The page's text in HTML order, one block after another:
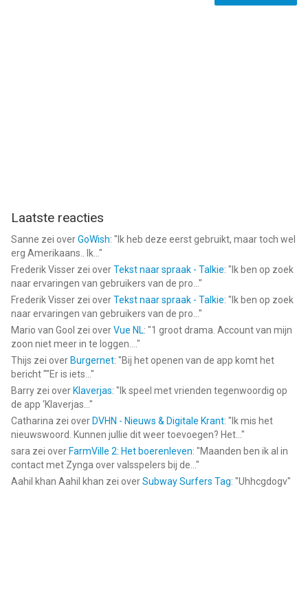
Laatste reacties
Sanne zei overGoWish: " Ik heb deze eerst gebruikt, maar toch wel
erg Amerikaans.. Ik... "
Frederik Visser zei overTekst naar spraak - Talkie: " Ik ben op zoek
naar ervaringen van gebruikers van de pro... "
Frederik Visser zei overTekst naar spraak - Talkie: " Ik ben op zoek
naar ervaringen van gebruikers van de pro... "
Mario van Gool zei overVue NL: "1 groot drama. Account van mijn
zoon niet meer in te loggen.... "
Thijs zei over Burgernet: "Bij het openen van de app komt het
bericht ""Er is iets... "
Barry zei over Klaverjas: " Ik speel met vrienden tegenwoordig op
de app ‘Klaverjas... "
Catharina zei over DVHN - Nieuws & Digitale Krant: " Ik mis het
nieuwswoord. Kunnen jullie dit weer toevoegen? Het... "
sara zei over FarmVille 2: Het boerenleven: "Maanden ben ik al in
contact met Zynga over valsspelers bij de... "
Aahil khan Aahil khan zei overSubway Surfers Tag: "Uhhcgdogv"